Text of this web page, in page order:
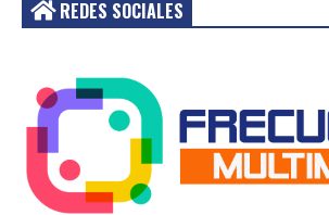
REDES SOCIALES